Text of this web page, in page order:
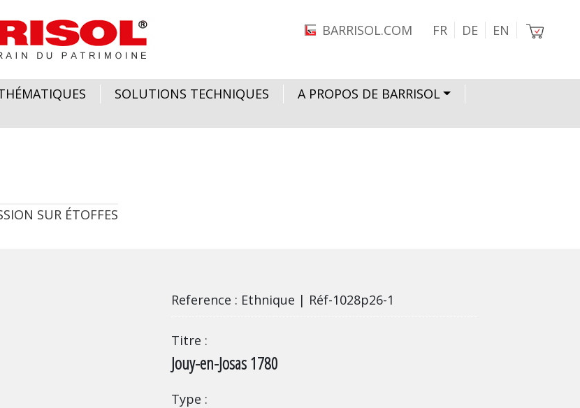
BARRISOL.COM
FR DE EN
Image
SOLUTIONS TECHNIQUES
A PROPOS DE BARRISOL
SUR ÉTOFFES
Reference Ethnique | Réf-1028p26-1
Titre
Jouy-en-Josas 1780
Type